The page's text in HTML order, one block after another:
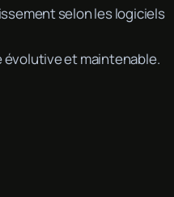
selon les logiciels
évolutive et maintenable.